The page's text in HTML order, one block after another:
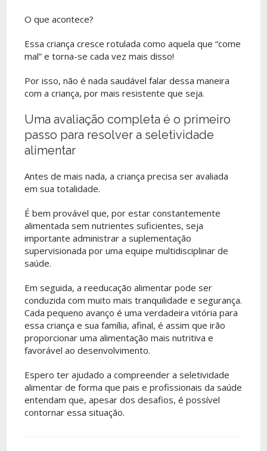
O que acontece?
Essa criança cresce rotulada como aquela que “come
mal” e torna-se cada vez mais disso!
Por isso, não é nada saudável falar dessa maneira
com a criança, por mais resistente que seja.
Uma avaliação completa é o primeiro
passo para resolver a seletividade
alimentar
Antes de mais nada, a criança precisa ser avaliada
em sua totalidade.
É bem provável que, por estar constantemente
alimentada sem nutrientes suficientes, seja
importante administrar a suplementação
supervisionada por uma equipe multidisciplinar de
saúde.
Em seguida, a reeducação alimentar pode ser
conduzida com muito mais tranquilidade e segurança.
Cada pequeno avanço é uma verdadeira vitória para
essa criança e sua família, afinal, é assim que irão
proporcionar uma alimentação mais nutritiva e
favorável ao desenvolvimento.
Espero ter ajudado a compreender a seletividade
alimentar de forma que pais e profissionais da saúde
entendam que, apesar dos desafios, é possível
contornar essa situação.